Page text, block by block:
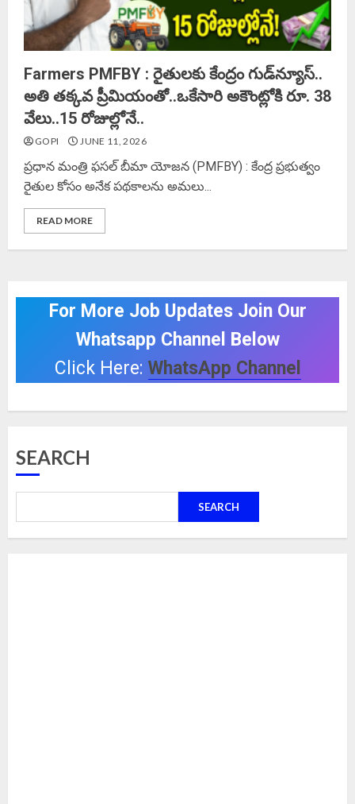
Farmers PMFBY : రైతులకు కేంద్రం గుడ్‌న్యూస్..
అతి తక్కవ ప్రీమియంతో..ఒకేసారి అకౌంట్లోకి రూ. 38
వేలు..15 రోజుల్లోనే..
GOPI JUNE 11, 2026
ప్రధాన మంత్రి ఫసల్ బీమా యోజన (PMFBY) : కేంద్ర ప్రభుత్వం
రైతుల కోసం అనేక పథకాలను అమలు...
READ MORE
For More Job Updates Join Our
Whatsapp Channel Below
Click Here: WhatsApp Channel
SEARCH
SEARCH